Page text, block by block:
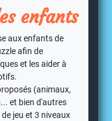
enfants
aux enfants de
afin de
et les aider à
(animaux,
et bien d'autres
jeu et 3 niveaux